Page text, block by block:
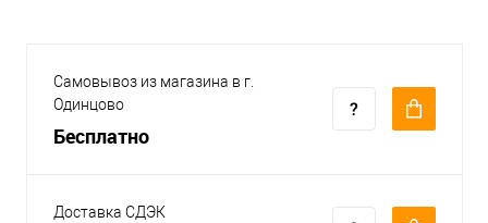
Самовывоз из магазина в г.
Одинцово
Бесплатно
Доставка СДЭК